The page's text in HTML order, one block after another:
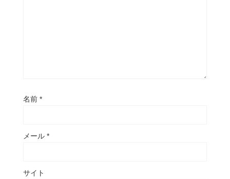
名前 *
メール *
サイト